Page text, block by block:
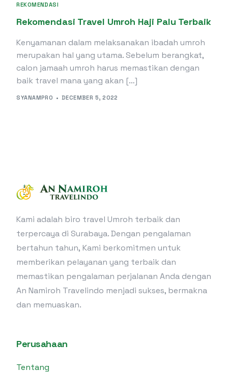
REKOMENDASI
Rekomendasi Travel Umroh Haji Palu Terbaik
Kenyamanan dalam melaksanakan ibadah umroh
merupakan hal yang utama. Sebelum berangkat,
calon jamaah umroh harus memastikan dengan
baik travel mana yang akan […]
SYANAMPRO DECEMBER 5, 2022
Kami adalah biro travel Umroh terbaik dan
terpercaya di Surabaya. Dengan pengalaman
bertahun tahun, Kami berkomitmen untuk
memberikan pelayanan yang terbaik dan
memastikan pengalaman perjalanan Anda dengan
An Namiroh Travelindo menjadi sukses, bermakna
dan memuaskan.
Perusahaan
Tentang